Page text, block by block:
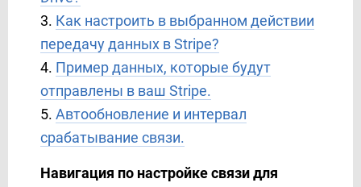
Creatio
Crove
D7 Networks
D7 SMS
Discord
Drip
Dropbox
3. Как настроить в выбранном действии
передачу данных в Stripe?
4. Пример данных, которые будут
отправлены в ваш Stripe.
5. Автообновление и интервал
срабатывание связи.
Навигация по настройке связи для